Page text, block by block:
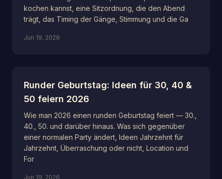
kochen kannst, eine Sitzordnung, die den Abend
trägt, das Timing der Gänge, Stimmung und die Ga
Jun 19, 2026
Runder Geburtstag: Ideen für 30, 40 &
50 feiern 2026
Wie man 2026 einen runden Geburtstag feiert — 30.,
40., 50. und darüber hinaus. Was sich gegenüber
einer normalen Party ändert, Ideen Jahrzehnt für
Jahrzehnt, Überraschung oder nicht, Location und
For
Jun 19, 2026